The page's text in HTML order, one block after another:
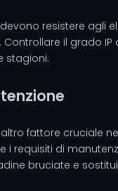
resistere agli
il grado
stagioni.
fattore cruciale
i requisiti di
bruciate e